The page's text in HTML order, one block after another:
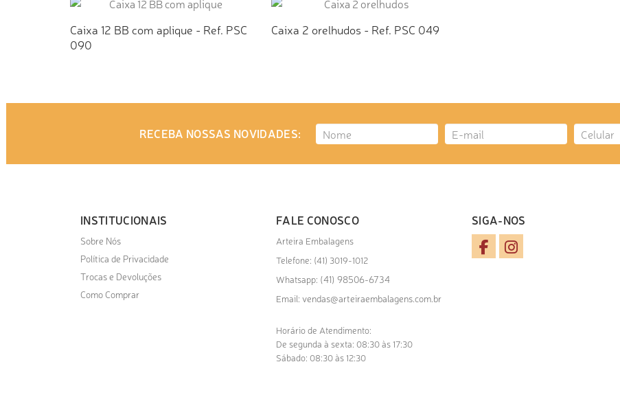
Caixa 12 BB com aplique - Ref. PSC
090
Caixa 2 orelhudos - Ref. PSC 049
RECEBA NOSSAS NOVIDADES:
INSTITUCIONAIS
Sobre Nós
Política de Privacidade
Trocas e Devoluções
Como Comprar
FALE CONOSCO
Arteira Embalagens
Telefone: (41) 3019-1012
Whatsapp: (41) 98506-6734
Email: vendas@arteiraembalagens.com.br
Horário de Atendimento:
De segunda à sexta: 08:30 às 17:30
Sábado: 08:30 às 12:30
SIGA-NOS